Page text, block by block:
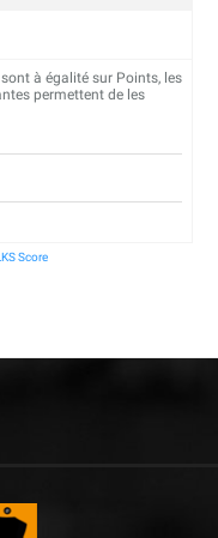
à égalité sur Points, les
permettent de les
Score